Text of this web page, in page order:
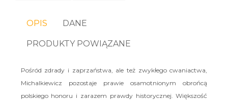
OPIS DANE
PRODUKTY POWIĄZANE
Pośród zdrady i zaprzaństwa, ale też zwykłego cwaniactwa,
Michalkiewicz pozostaje prawie osamotnionym obrońcą
polskiego honoru i zarazem prawdy historycznej. Większość